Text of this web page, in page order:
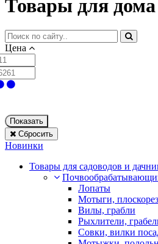
Товары для дома
Цена
Показать
Сбросить
Новинки
Товары для садоводов и
Лопаты
Мотыги,
Вилы, грабли
Рыхлители,
Совки, вилки